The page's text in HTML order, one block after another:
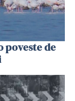
poveste de